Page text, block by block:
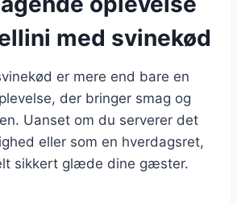
med svinekød
er mere end bare en
der bringer smag og
Uanset om du serverer det
eller som en hverdagsret,
sikkert glæde dine gæster.